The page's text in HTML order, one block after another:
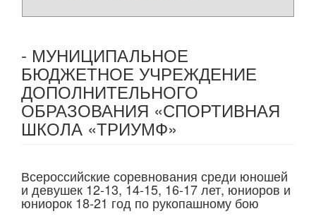
- МУНИЦИПАЛЬНОЕ
БЮДЖЕТНОЕ УЧРЕЖДЕНИЕ
ДОПОЛНИТЕЛЬНОГО
ОБРАЗОВАНИЯ «СПОРТИВНАЯ
ШКОЛА «ТРИУМФ»
Всероссийские соревнования среди юношей
и девушек 12-13, 14-15, 16-17 лет, юниоров и
юниорок 18-21 год по рукопашному бою